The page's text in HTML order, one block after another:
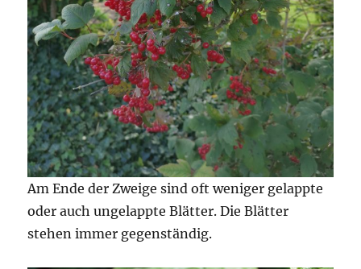
Am Ende der Zweige sind oft weniger gelappte
oder auch ungelappte Blätter. Die Blätter
stehen immer gegenständig.